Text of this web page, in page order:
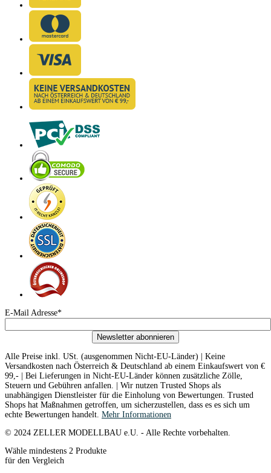
E-Mail Adresse*
Newsletter abonnieren
Alle Preise inkl. USt. (ausgenommen Nicht-EU-Länder) | Keine
Versandkosten nach Österreich & Deutschland ab einem Einkaufswert von €
99,- | Bei Lieferungen in Nicht-EU-Länder können zusätzliche Zölle,
Steuern und Gebühren anfallen. | Wir nutzen Trusted Shops als
unabhängigen Dienstleister für die Einholung von Bewertungen. Trusted
Shops hat Maßnahmen getroffen, um sicherzustellen, dass es es sich um
echte Bewertungen handelt. Mehr Informationen
© 2024 ZELLER MODELLBAU e.U. - Alle Rechte vorbehalten.
Wähle mindestens 2 Produkte
für den Vergleich